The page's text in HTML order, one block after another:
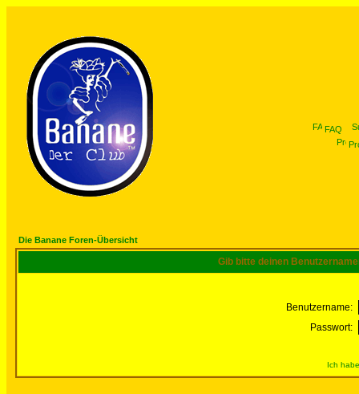
FAQ
Die Banane Foren-Übersicht
Gib bitte deinen
Benutzername:
Passwort:
Ich